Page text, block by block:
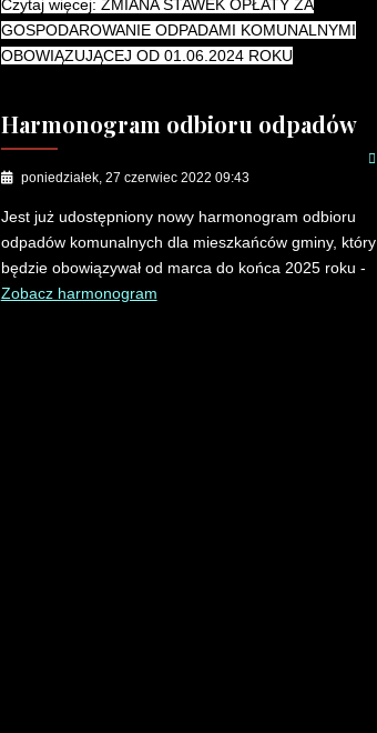
Czytaj więcej: ZMIANA STAWEK OPŁATY ZA
GOSPODAROWANIE ODPADAMI KOMUNALNYMI
OBOWIĄZUJĄCEJ OD 01.06.2024 ROKU
Harmonogram odbioru odpadów
poniedziałek, 27 czerwiec 2022 09:43
Jest już udostępniony nowy harmonogram odbioru
odpadów komunalnych dla mieszkańców gminy, który
będzie obowiązywał od marca do końca 2025 roku -
Zobacz harmonogram